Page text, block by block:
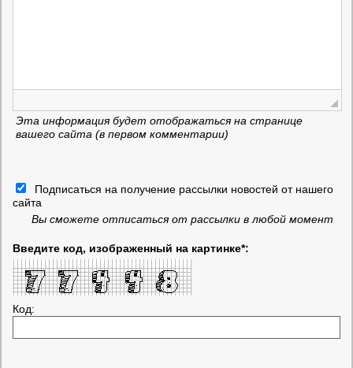
Эта информация будет отображаться на странице
вашего сайта (в первом комментарии)
Подписаться на получение рассылки новостей от нашего
сайта
Вы сможете отписаться от рассылки в любой момент
Введите код, изображенный на картинке*:
Код: